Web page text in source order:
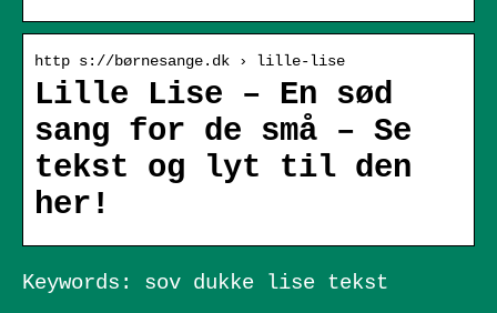
http s://børnesange.dk › lille-lise
Lille Lise – En sød
sang for de små – Se
tekst og lyt til den
her!
Keywords: sov dukke lise tekst